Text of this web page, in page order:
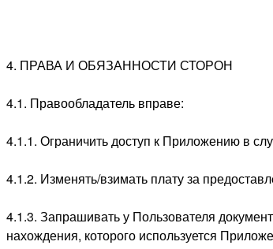
4. ПРАВА И ОБЯЗАННОСТИ СТОРОН
4.1. Правообладатель вправе:
4.1.1. Ограничить доступ к Приложению в
4.1.2. Изменять/взимать плату за
4.1.3. Запрашивать у Пользователя
нахождения, которого используется